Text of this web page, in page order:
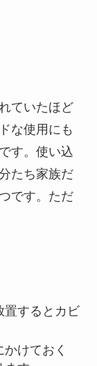
ていたほど
な使用にも
す。使い込
たち家族だ
です。ただ
置するとカビ
けておく